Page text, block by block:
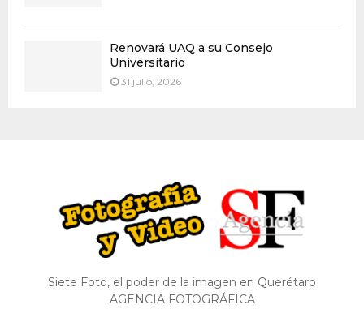
Renovará UAQ a su Consejo
Universitario
31 julio, 2026
Siete Foto, el poder de la imagen en Querétaro
AGENCIA FOTOGRÁFICA